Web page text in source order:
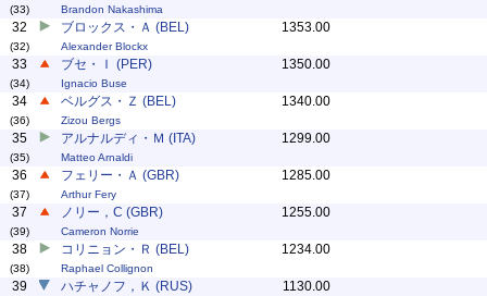
(33) Brandon Nakashima
32
(32)
ブロックス・Ａ (BEL)
Alexander Blockx
1353.00
33
(34)
ブセ・Ｉ (PER)
Ignacio Buse
1350.00
34
(36)
ベルグス・Ｚ (BEL)
Zizou Bergs
1340.00
35
(35)
アルナルディ・Ｍ (ITA)
Matteo Arnaldi
1299.00
36
(37)
フェリー・Ａ (GBR)
Arthur Fery
1285.00
37
(39)
ノリー，C (GBR)
Cameron Norrie
1255.00
38
(38)
コリニョン・Ｒ (BEL)
Raphael Collignon
1234.00
39 ハチャノフ，Ｋ (RUS) 1130.00